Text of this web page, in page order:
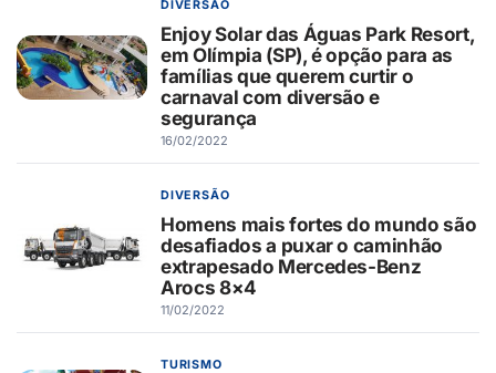
DIVERSÃO
Enjoy Solar das Águas Park Resort,
em Olímpia (SP), é opção para as
famílias que querem curtir o
carnaval com diversão e
segurança
16/02/2022
DIVERSÃO
Homens mais fortes do mundo são
desafiados a puxar o caminhão
extrapesado Mercedes-Benz
Arocs 8×4
11/02/2022
TURISMO